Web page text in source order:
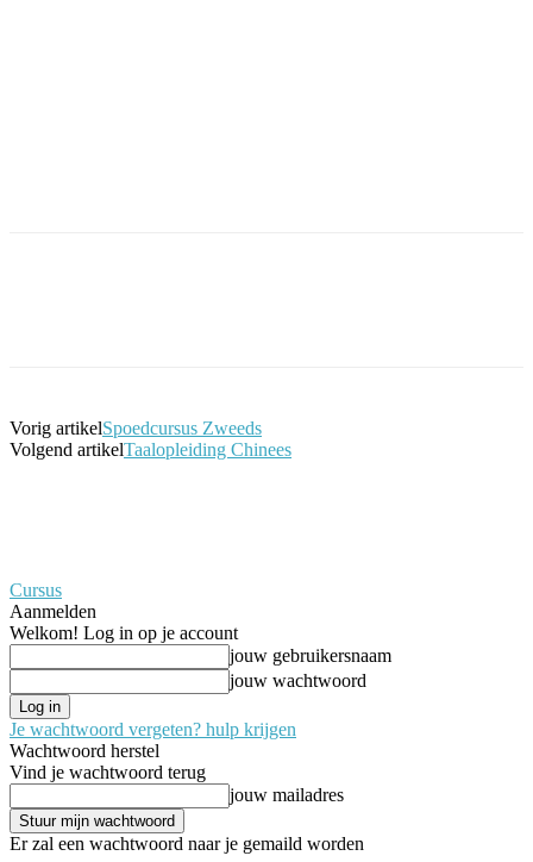
Vorig artikelSpoedcursus Zweeds
Volgend artikelTaalopleiding Chinees
Cursus
Aanmelden
Welkom! Log in op je account
jouw gebruikersnaam
jouw wachtwoord
Je wachtwoord vergeten? hulp krijgen
Wachtwoord herstel
Vind je wachtwoord terug
jouw mailadres
Er zal een wachtwoord naar je gemaild worden